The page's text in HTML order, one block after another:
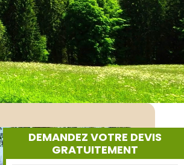
DEMANDEZ VOTRE DEVIS
GRATUITEMENT